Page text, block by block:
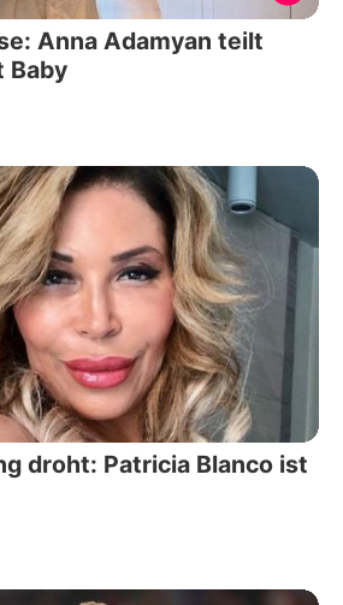
Anna Adamyan teilt
Baby
droht: Patricia Blanco ist